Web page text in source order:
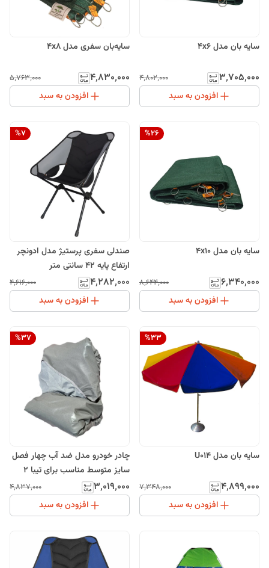
سایه بان مدل 4x6
۳٬۷۰۵٬۰۰۰ ۴٬۸۰۲٬۰۰۰
افزودن به سبد
سایه‌بان سفری مدل 4x8
۴٬۸۳۰٬۰۰۰ ۵٬۷۶۳٬۰۰۰
افزودن به سبد
%26
سایه بان مدل 4x10
۶٬۳۴۰٬۰۰۰ ۸٬۶۴۴٬۰۰۰
افزودن به سبد
%7
صندلی سفری پرستیژ مدل ادونچر
ارتفاع پایه 42 سانتی متر
۴٬۲۸۲٬۰۰۰ ۴٬۶۱۶٬۰۰۰
افزودن به سبد
%33
سایه بان مدل U014
۴٬۸۹۹٬۰۰۰ ۷٬۳۴۸٬۰۰۰
افزودن به سبد
%37
چادر خودرو مدل ضد آب چهار فصل
سایز متوسط مناسب برای تیبا 2
۳٬۰۱۹٬۰۰۰ ۴٬۸۳۷٬۰۰۰
افزودن به سبد